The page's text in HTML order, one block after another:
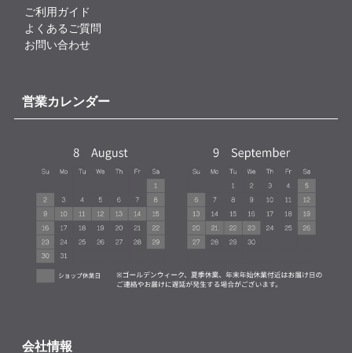
ご利用ガイド
よくあるご質問
お問い合わせ
営業カレンダー
会社情報